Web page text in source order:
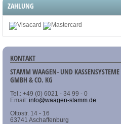
ZAHLUNG
KONTAKT
STAMM WAAGEN- UND KASSENSYSTEME
GMBH & CO. KG
Tel.: +49 (0) 6021 - 34 99 - 0
Email: info@waagen-stamm.de
Ottostr. 14 - 16
63741 Aschaffenburg